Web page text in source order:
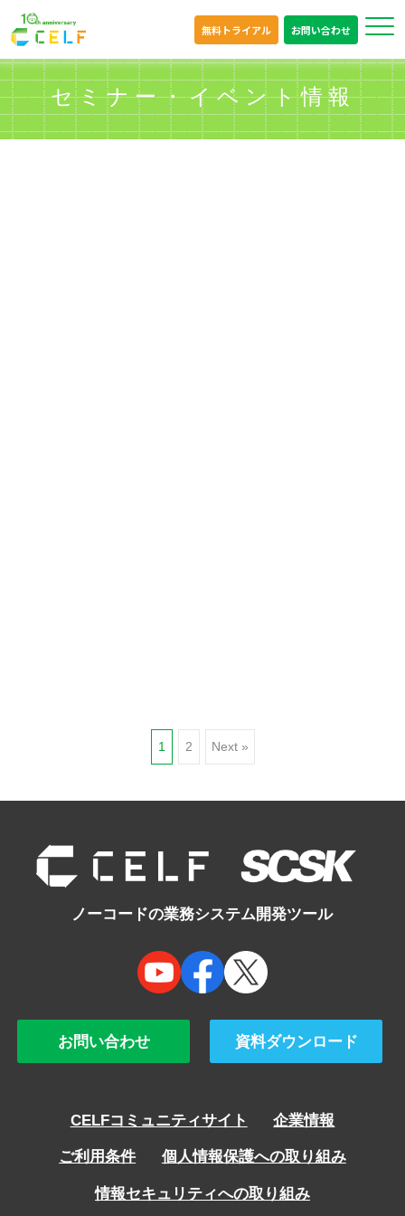
無料トライアル お問い合わせ
セミナー・イベント情報
navigation
1 2 Next »
ノーコードの業務システム開発ツール
お問い合わせ 資料ダウンロード
CELFコミュニティサイト 企業情報
ご利用条件 個人情報保護への取り組み
情報セキュリティへの取り組み